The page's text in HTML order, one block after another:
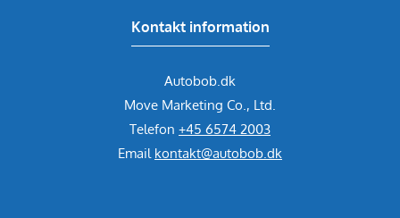
Kontakt information
Autobob.dk
Move Marketing Co., Ltd.
Telefon +45 6574 2003
Email kontakt@autobob.dk